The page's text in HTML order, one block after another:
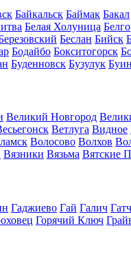
Байкальск Баймак Бакал
Белая Холуница
Беслан Бийск
Бодайбо Бокситогорск
Буденновск Бузулук
Великий Новгород
Ветлуга Видное
Волосово Волхов
Вязники Вязьма Вятские
Гаджиево Гай Галич
Горячий Ключ